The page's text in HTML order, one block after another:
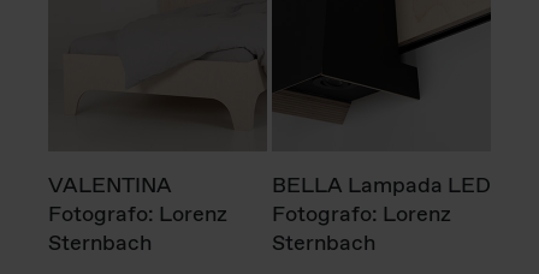
VALENTINA
Fotografo: Lorenz
Sternbach
BELLA Lampada LED
Fotografo: Lorenz
Sternbach